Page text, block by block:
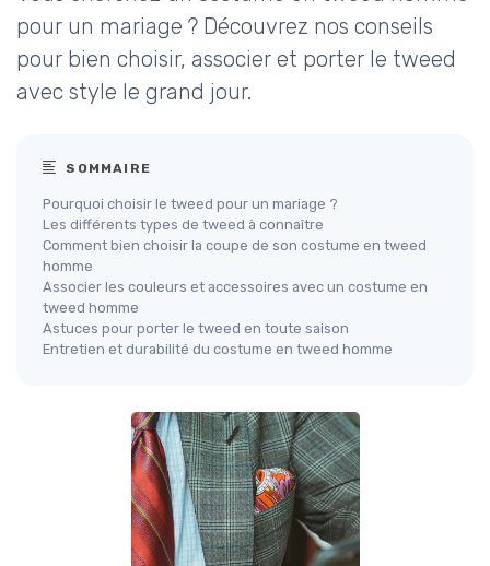
pour un mariage ? Découvrez nos conseils
pour bien choisir, associer et porter le tweed
avec style le grand jour.
SOMMAIRE
Pourquoi choisir le tweed pour un mariage ?
Les différents types de tweed à connaître
Comment bien choisir la coupe de son costume en tweed
homme
Associer les couleurs et accessoires avec un costume en
tweed homme
Astuces pour porter le tweed en toute saison
Entretien et durabilité du costume en tweed homme